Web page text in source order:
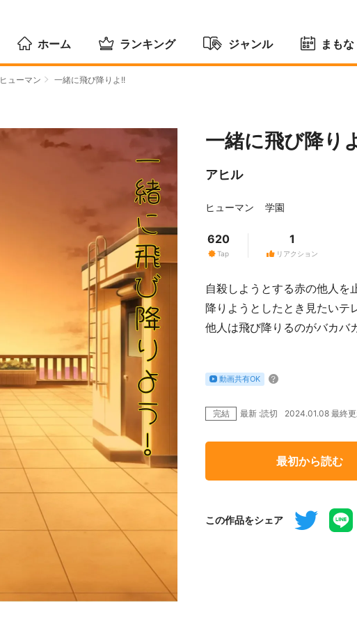
ホーム ランキング ジャンル まも
ヒューマン 一緒に飛び降りよ!!
一緒に飛び降り
アヒル
ヒューマン 学園
Tap
620
リアクション
1
自殺しようとする赤の他人を
降りようとしたとき見たいテ
他人は飛び降りるのがバカバ
動画共有OK
完結 最新 :読切 2024.01.08 最終
最初から読む
この作品をシェア